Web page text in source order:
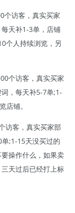
个访客，真实买家
天补1-3单，店铺
个人持续浏览，另
个访客，真实买家
，每天补5-7单;1-
店铺。
访客，真实买家部
;1-15天没买过的
操作什么，如果卖
天过后已经打上标